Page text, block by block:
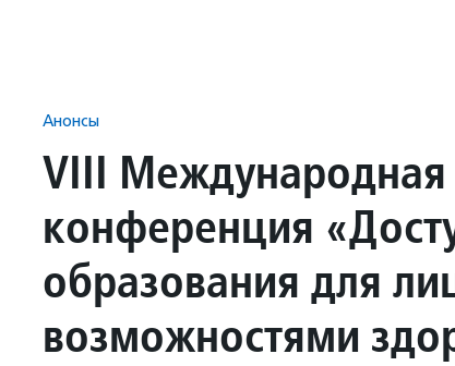
Анонсы
VIII Международная
конференция
образования для
возможностями